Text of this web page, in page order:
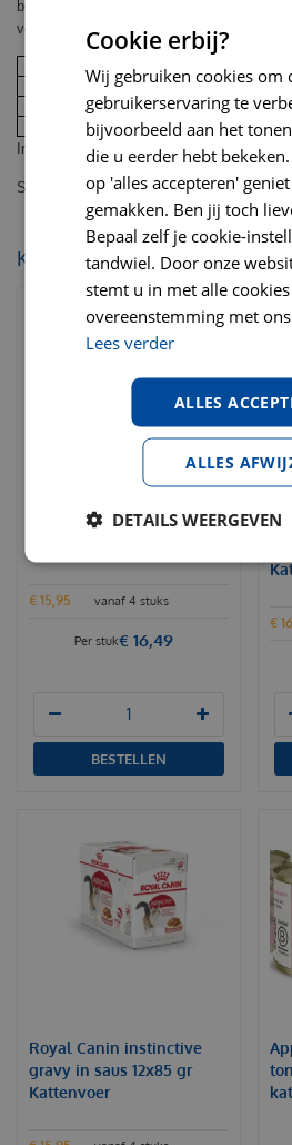
bewaren. Vers water moet dagelijks ter
voor menselijke consumptie.
Gewicht van de kat (kg)
2 – 4
4 – 6
6 – 8
Inhoud:85 gram
Smaak: kip
KIJK OOK EENS NAAR:
Royal Canin sterilised in
vanaf 4 stuks
€ 15,95
€ 16,49
Per stuk
BESTELLEN
€ 16
Royal Canin instinctive
gravy in saus 12x85 gr
Kattenvoer
Cookie erbij?
Wij gebruiken cookies om
gebruikerservaring te
bijvoorbeeld aan het
die u eerder hebt
op 'alles accepteren'
gemakken. Ben jij toch
Bepaal zelf je cookie-
tandwiel. Door onze
stemt u in met alle
overeenstemming met
Lees verder
ALLES
ALLES
DETAILS WEERGEVEN